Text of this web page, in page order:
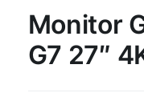
Monitor
G7 27″